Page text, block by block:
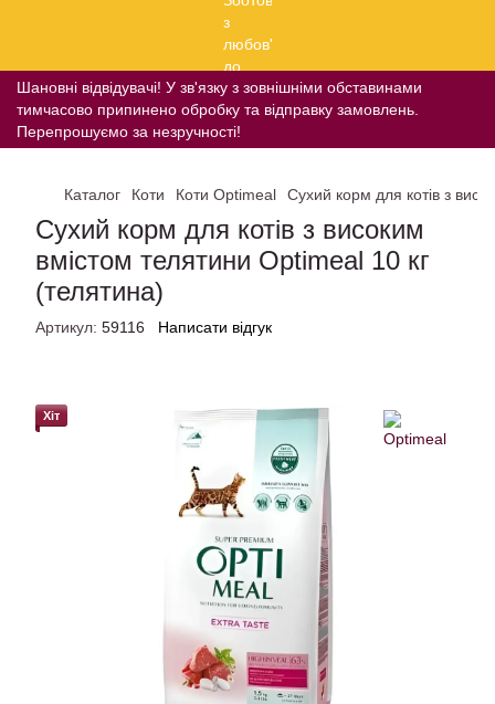
Шановні відвідувачі! У зв'язку з зовнішніми обставинами
тимчасово припинено обробку та відправку замовлень.
Перепрошуємо за незручності!
Каталог Коти Коти Optimeal Сухий корм для котів з
Сухий корм для котів з високим
вмістом телятини Optimeal 10 кг
(телятина)
Артикул: 59116 Написати відгук
Хіт